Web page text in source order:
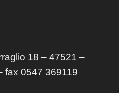
18 – 47521 –
fax 0547 369119